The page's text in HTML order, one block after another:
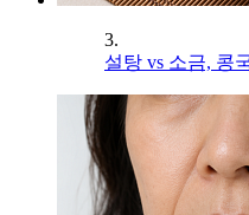
3.
설탕 vs 소금, 콩